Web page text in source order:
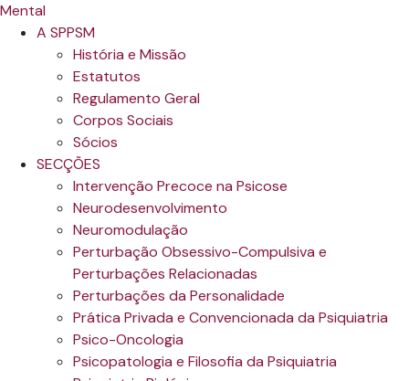
A SPPSM
História e Missão
Estatutos
Regulamento Geral
Corpos Sociais
Sócios
SECÇÕES
Intervenção Precoce na Psicose
Neurodesenvolvimento
Neuromodulação
Perturbação Obsessivo-Compulsiva e
Perturbações Relacionadas
Perturbações da Personalidade
Prática Privada e Convencionada da Psiquiatria
Psico-Oncologia
Psicopatologia e Filosofia da Psiquiatria